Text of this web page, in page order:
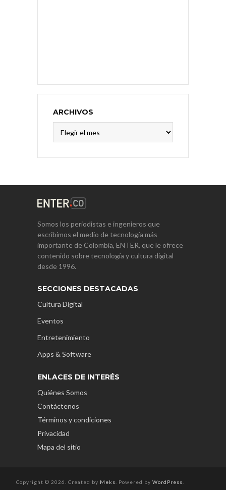
ARCHIVOS
Somos los periodistas e ingenieros que
escribimos el medio de tecnología más
importante de Colombia, ENTER, que le ofrece
contenido sobre tecnología y cultura digital
desde 1996.
SECCIONES DESTACADAS
Cultura Digital
Eventos
Entretenimiento
Apps & Software
ENLACES DE INTERÉS
Quiénes Somos
Contáctenos
Términos y condiciones
Privacidad
Mapa del sitio
Copyright © 2026. Created by Meks . Powered by WordPress